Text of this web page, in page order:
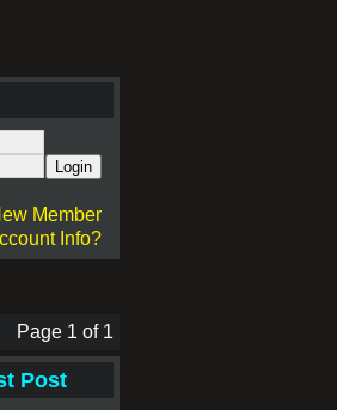
Login
Member
Info?
Page 1 of 1
Post